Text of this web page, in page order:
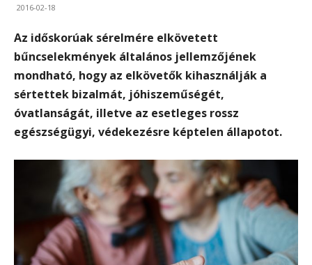
2016-02-18
Az időskorúak sérelmére elkövetett
bűncselekmények általános jellemzőjének
mondható, hogy az elkövetők kihasználják a
sértettek bizalmát, jóhiszeműségét,
óvatlanságát, illetve az esetleges rossz
egészségügyi, védekezésre képtelen állapotot.